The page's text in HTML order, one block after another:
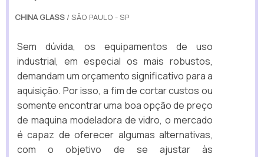
CHINA GLASS / SÃO PAULO - SP
Sem dúvida, os equipamentos de uso
industrial, em especial os mais robustos,
demandam um orçamento significativo para a
aquisição. Por isso, a fim de cortar custos ou
somente encontrar uma boa opção de preço
de maquina modeladora de vidro, o mercado
é capaz de oferecer algumas alternativas,
com o objetivo de se ajustar às